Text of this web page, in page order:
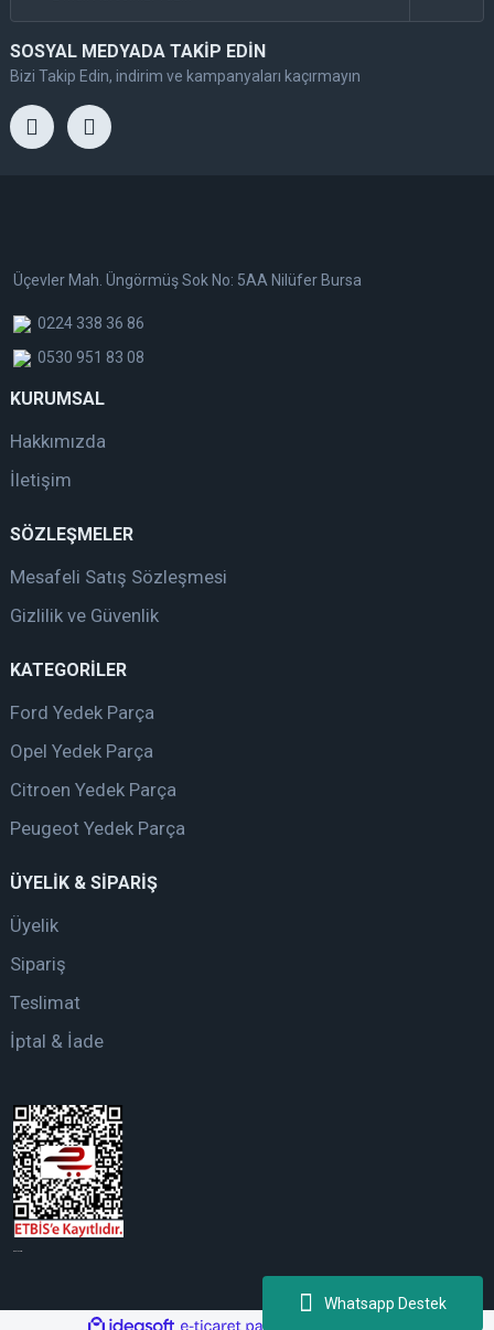
Whatsapp Destek
SOSYAL MEDYADA TAKİP EDİN
Bizi Takip Edin, indirim ve kampanyaları kaçırmayın
Üçevler Mah. Üngörmüş Sok No: 5AA Nilüfer Bursa
0224 338 36 86
0530 951 83 08
KURUMSAL
Hakkımızda
İletişim
SÖZLEŞMELER
Mesafeli Satış Sözleşmesi
Gizlilik ve Güvenlik
KATEGORİLER
Ford Yedek Parça
Opel Yedek Parça
Citroen Yedek Parça
Peugeot Yedek Parça
ÜYELİK & SİPARİŞ
Üyelik
Sipariş
Teslimat
İptal & İade
ideasoft